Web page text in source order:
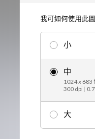
創意
我可如何使用此
小
中
1024 x 683
300 dpi |
大